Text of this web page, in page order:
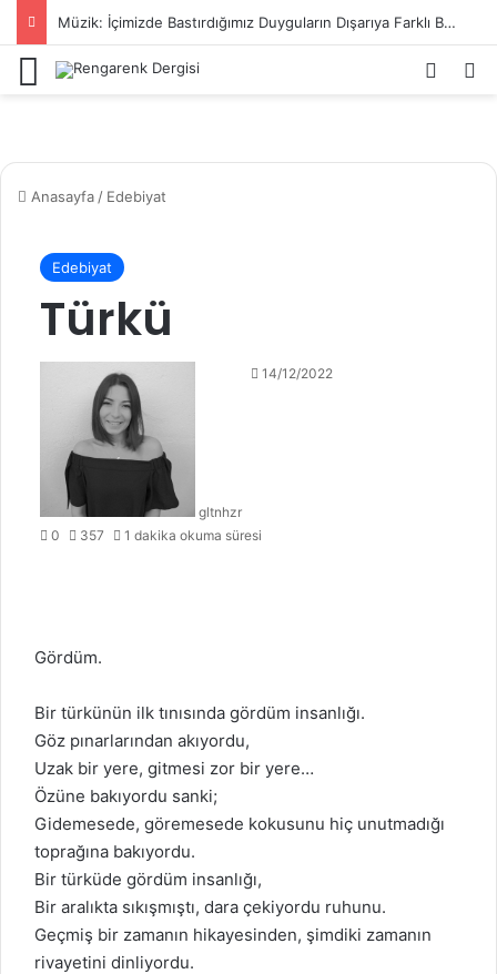
Müzik: İçimizde Bastırdığımız Duyguların Dışarıya Farklı Bir Yansıması Mıdır?
Menü Kayıt
Anasayfa / Edebiyat
Edebiyat
Türkü
gltnhzr
14/12/2022
0 357 1 dakika okuma süresi
Gördüm.
Bir türkünün ilk tınısında gördüm insanlığı.
Göz pınarlarından akıyordu,
Uzak bir yere, gitmesi zor bir yere…
Özüne bakıyordu sanki;
Gidemesede, göremesede kokusunu hiç unutmadığı
toprağına bakıyordu.
Bir türküde gördüm insanlığı,
Bir aralıkta sıkışmıştı, dara çekiyordu ruhunu.
Geçmiş bir zamanın hikayesinden, şimdiki zamanın
rivayetini dinliyordu.